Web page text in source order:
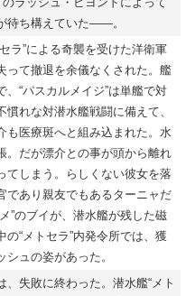
待ち構えていた――。
ラ”による奇襲を受けた洋衛軍
って撤退を余儀なくされた。艦
“パスカルメイジ”は単艦で対
れな対潜水艦戦闘に備えて、
も医療斑へと組み込まれた。水
。だが漂介との事が頭から離れ
てしまう。らしくない彼女を落
であり親友でもあるターニャだ
”のブイが、潜水艦が残した磁
“メトセラ”内発令所では、獲
ュの姿があった。
失敗に終わった。潜水艦“メト